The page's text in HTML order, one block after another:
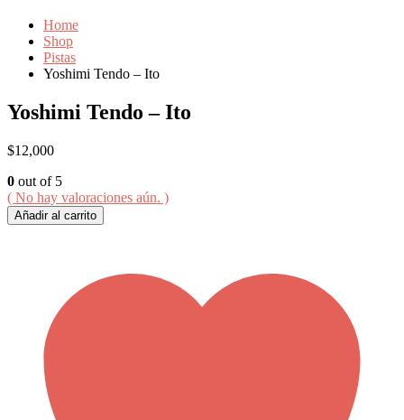
Home
Shop
Pistas
Yoshimi Tendo – Ito
Yoshimi Tendo – Ito
$12,000
0 out of 5
( No hay valoraciones aún. )
Añadir al carrito